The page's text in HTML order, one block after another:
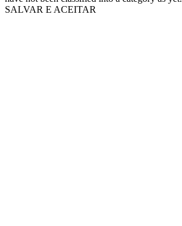
SALVAR E ACEITAR